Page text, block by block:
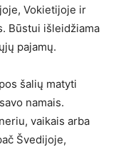
Vokietijoje ir
Būstui išleidžiama
pajamų.
šalių matyti
namais.
vaikais arba
Švedijoje,